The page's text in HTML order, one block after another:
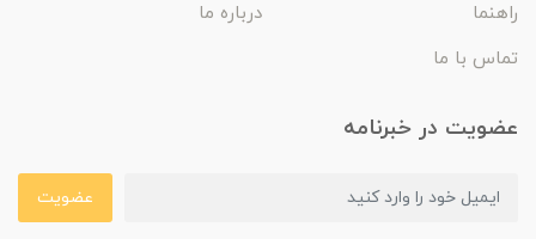
راهنما
درباره ما
تماس با ما
عضویت در خبرنامه
عضویت